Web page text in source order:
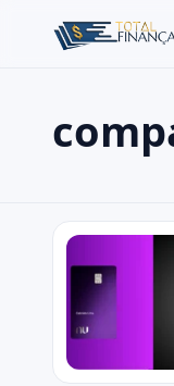
Buscar no
Pressione Enter